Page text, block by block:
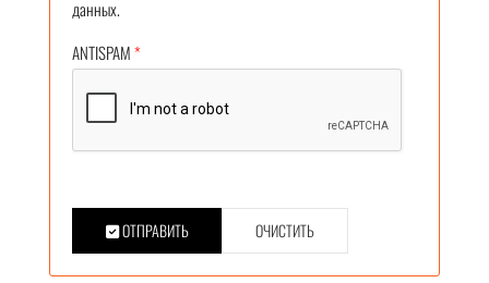
данных.
ANTISPAM*
ОТПРАВИТЬ ОЧИСТИТЬ